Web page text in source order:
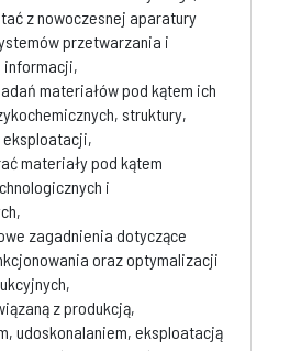
z nowoczesnej aparatury
przetwarzania i
informacji,
materiałów pod kątem ich
struktury,
materiały pod kątem
i
zagadnienia dotyczące
oraz optymalizacji
z produkcją,
udoskonalaniem, eksploatacją